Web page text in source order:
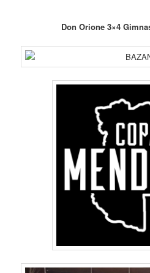
Don Orione 3×4